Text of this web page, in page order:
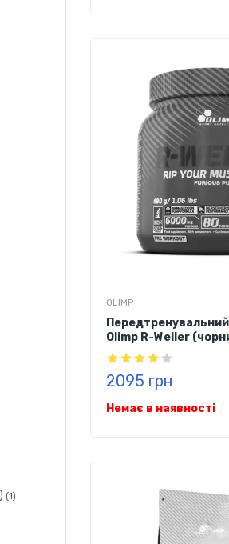
(1)
OLIMP
Olimp R-Weiler
2095 грн
Немає в наявності